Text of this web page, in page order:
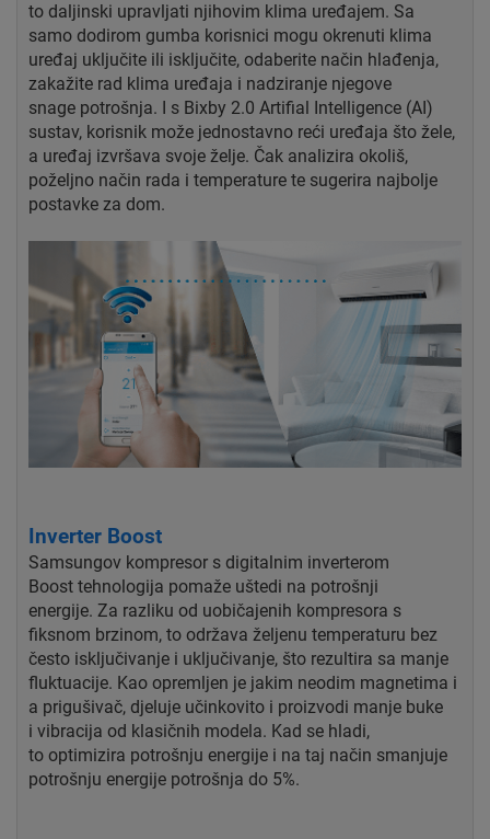
to daljinski upravljati njihovim klima uređajem. Sa
samo dodirom gumba korisnici mogu okrenuti klima
uređaj uključite ili isključite, odaberite način hlađenja,
zakažite rad klima uređaja i nadziranje njegove
snage potrošnja. I s Bixby 2.0 Artifial
Intelligence (AI)
sustav, korisnik može jednostavno reći uređaja što žele,
a uređaj izvršava svoje želje. Čak analizira okoliš,
poželjno način rada i temperature te sugerira najbolje
postavke za dom.
Inverter Boost
Samsungov kompresor s digitalnim inverterom
Boost tehnologija pomaže uštedi na potrošnji
energije. Za razliku od uobičajenih kompresora s
fiksnom brzinom, to održava željenu temperaturu bez
često isključivanje i uključivanje, što rezultira sa manje
fluktuacije. Kao opremljen je jakim neodim magnetima i
a prigušivač, djeluje učinkovito i proizvodi manje buke
i vibracija od klasičnih modela. Kad se hladi,
to optimizira potrošnju energije i na taj način smanjuje
potrošnju energije potrošnja do 5%.